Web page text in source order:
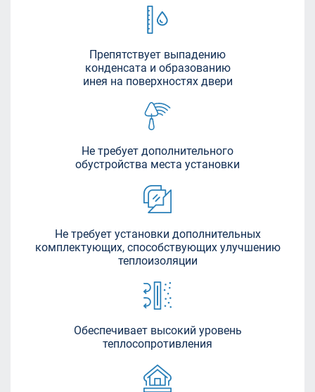
Препятствует выпадению
конденсата и образованию
инея на поверхностях двери
Не требует дополнительного
обустройства места установки
Не требует установки дополнительных
комплектующих, способствующих улучшению
теплоизоляции
Обеспечивает высокий уровень
теплосопротивления